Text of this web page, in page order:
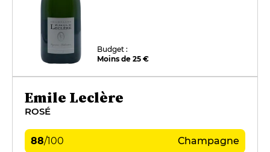
Budget :
Moins de 25 €
Emile Leclère
ROSÉ
88/100 Champagne